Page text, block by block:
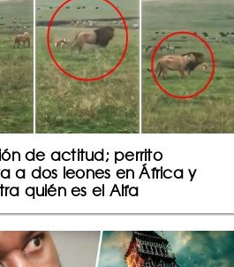
de actitud; perrito
a dos leones en África y
quién es el Alfa